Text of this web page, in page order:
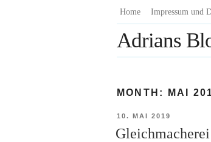
Home Impressum und
Adrians
MONTH: MAI
VERÖFFENTLICHT
AM
10. MAI 2019
Gleichmacherei